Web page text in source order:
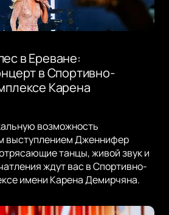
в Ереване:
в Спортивно-
Карена
возможность
выступлением Дженнифер
танцы, живой звук и
ждут вас в Спортивно-
имени Карена Демирчяна.